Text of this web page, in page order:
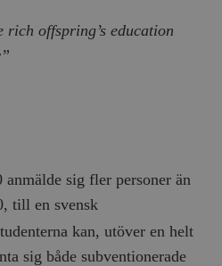
rich offspring’s education
sig fler personer än
till en svensk
kan, utöver en helt
sig både subventionerade